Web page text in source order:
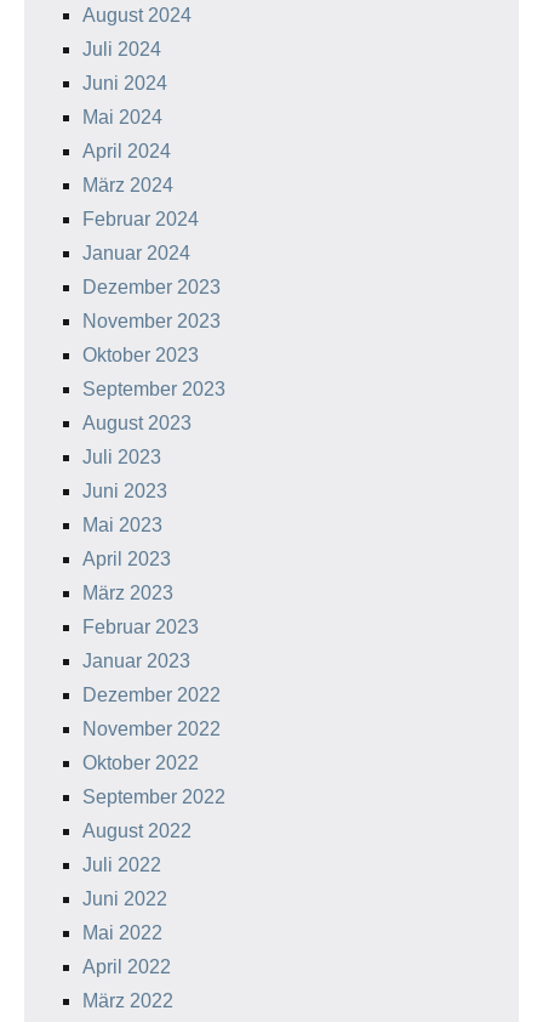
August 2024
Juli 2024
Juni 2024
Mai 2024
April 2024
März 2024
Februar 2024
Januar 2024
Dezember 2023
November 2023
Oktober 2023
September 2023
August 2023
Juli 2023
Juni 2023
Mai 2023
April 2023
März 2023
Februar 2023
Januar 2023
Dezember 2022
November 2022
Oktober 2022
September 2022
August 2022
Juli 2022
Juni 2022
Mai 2022
April 2022
März 2022